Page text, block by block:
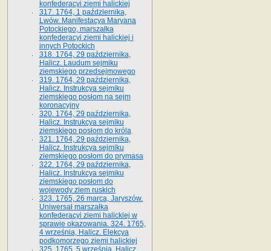
konfederacyi ziemi halickiej
317. 1764, 1 października,
Lwów. Manifestacya Maryana
Potockiego, marszałka
konfederacyi ziemi halickiej i
innych Potockich
318. 1764, 29 października,
Halicz. Laudum sejmiku
ziemskiego przedsejmowego
319. 1764, 29 października,
Halicz. Instrukcya sejmiku
ziemskiego posłom na sejm
koronacyjny
320. 1764, 29 października,
Halicz. Instrukcya sejmiku
ziemskiego posłom do króla
321. 1764, 29 października,
Halicz. Instrukcya sejmiku
ziemskiego posłom do prymasa
322. 1764, 29 października,
Halicz. Instrukcya sejmiku
ziemskiego posłom do
wojewody ziem ruskich
323. 1765, 26 marca, Jaryszów.
Uniwersał marszałka
konfederacyi ziemi halickiej w
sprawie okazowania. 324. 1765,
4 września, Halicz. Elekcya
podkomorzego ziemi halickiej
325. 1765, 5 września, Halicz.